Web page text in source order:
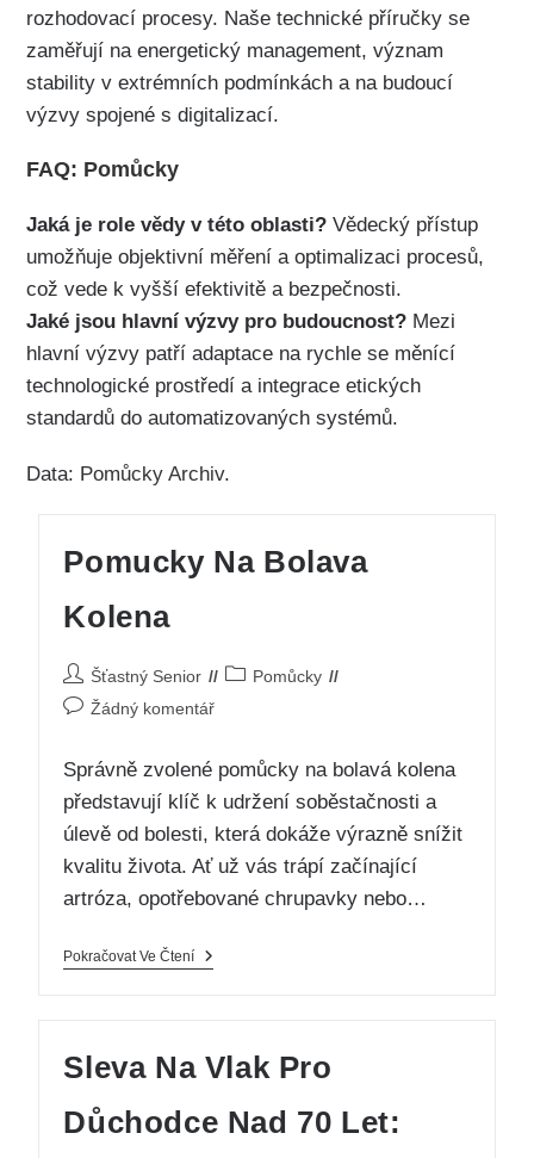
rozhodovací procesy. Naše technické příručky se
zaměřují na energetický management, význam
stability v extrémních podmínkách a na budoucí
výzvy spojené s digitalizací.
FAQ: Pomůcky
Jaká je role vědy v této oblasti? Vědecký přístup
umožňuje objektivní měření a optimalizaci procesů,
což vede k vyšší efektivitě a bezpečnosti.
Jaké jsou hlavní výzvy pro budoucnost? Mezi
hlavní výzvy patří adaptace na rychle se měnící
technologické prostředí a integrace etických
standardů do automatizovaných systémů.
Data: Pomůcky Archiv.
Pomucky Na Bolava
Kolena
Šťastný Senior
Pomůcky
Žádný komentář
Správně zvolené pomůcky na bolavá kolena
představují klíč k udržení soběstačnosti a
úlevě od bolesti, která dokáže výrazně snížit
kvalitu života. Ať už vás trápí začínající
artróza, opotřebované chrupavky nebo…
Pokračovat Ve Čtení
Sleva Na Vlak Pro
Důchodce Nad 70 Let: